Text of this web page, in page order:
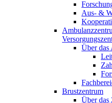
Aus- &
Über das
Brustzentrum
Über das